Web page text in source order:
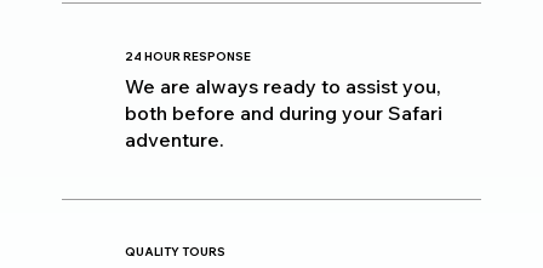
24 HOUR RESPONSE
We are always ready to assist you,
both before and during your Safari
adventure.
QUALITY TOURS